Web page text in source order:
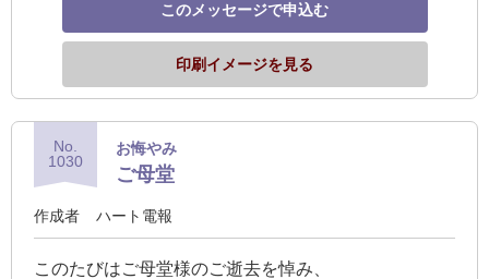
このメッセージで申込む
印刷イメージを見る
No.
1030
お悔やみ
ご母堂
作成者 ハート電報
このたびはご母堂様のご逝去を悼み、